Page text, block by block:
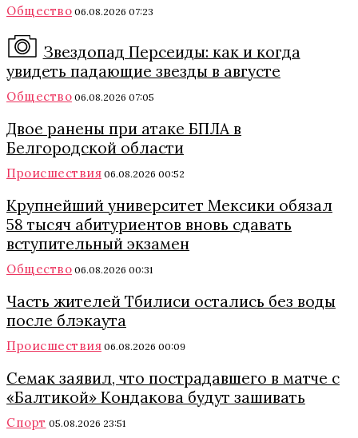
Общество 06.08.2026 07:23
Звездопад Персеиды: как и когда
увидеть падающие звезды в августе
Общество 06.08.2026 07:05
Двое ранены при атаке БПЛА в
Белгородской области
Происшествия 06.08.2026 00:52
Крупнейший университет Мексики обязал
58 тысяч абитуриентов вновь сдавать
вступительный экзамен
Общество 06.08.2026 00:31
Часть жителей Тбилиси остались без воды
после блэкаута
Происшествия 06.08.2026 00:09
Семак заявил, что пострадавшего в матче с
«Балтикой» Кондакова будут зашивать
Спорт 05.08.2026 23:51